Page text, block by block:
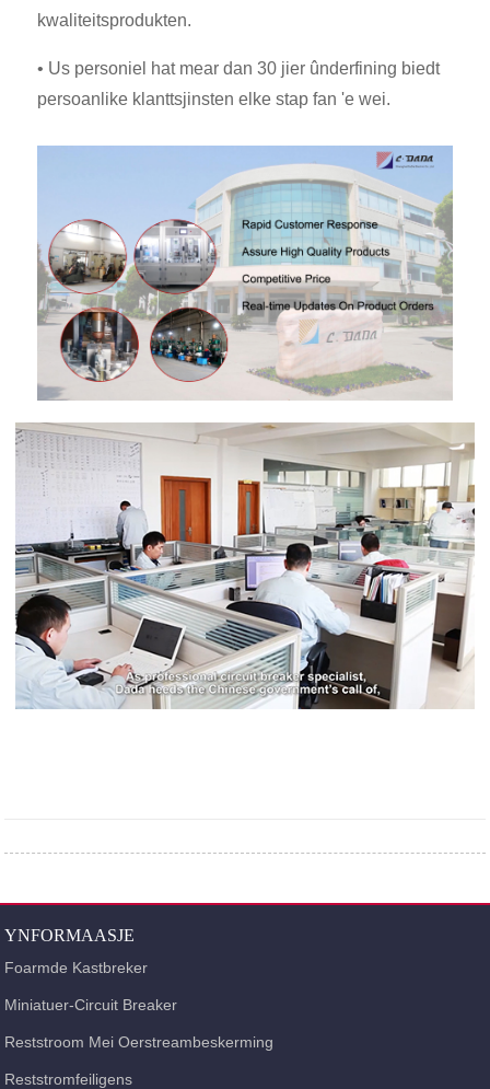
kwaliteitsprodukten.
• Us personiel hat mear dan 30 jier ûnderfining biedt
persoanlike klanttsjinsten elke stap fan 'e wei.
YNFORMAASJE
Foarmde Kastbreker
Miniatuer-Circuit Breaker
Reststroom Mei Oerstreambeskerming
Reststromfeiligens